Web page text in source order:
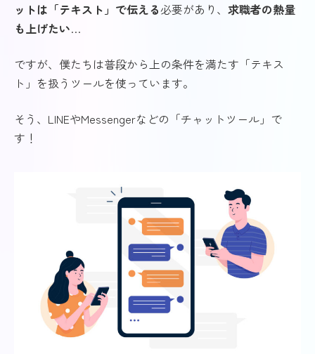
ットは「テキスト」で伝える必要があり、 求職者の熱量
も上げたい…
ですが、僕たちは普段から上の条件を満たす「テキス
ト」を扱うツールを使っています。
そう、LINEやMessengerなどの「チャットツール」で
す！